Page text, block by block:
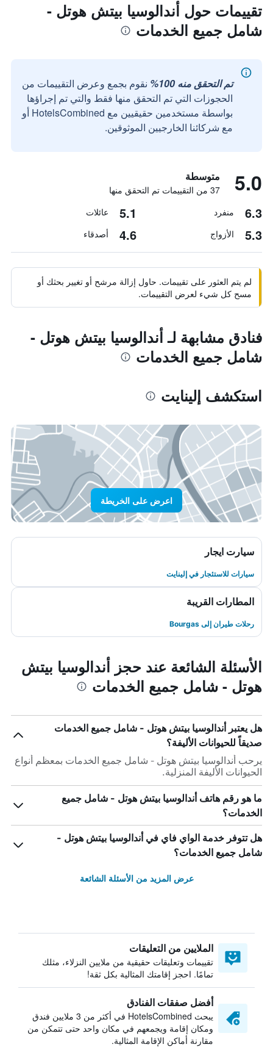
تقييمات حول أندالوسيا بيتش هوتل -
شامل جميع الخدمات
تم التحقق منه 100%
نقوم بجمع وعرض التقييمات من
الحجوزات التي تم التحقق منها فقط والتي تم إجراؤها
بواسطة مستخدمين حقيقيين مع HotelsCombined أو
مع شركائنا الخارجيين الموثوقين.
5.0 متوسطة
37 من التقييمات تم التحقق منها
6.3 منفرد 5.1 عائلات
5.3 الأزواج 4.6 أصدقاء
لم يتم العثور على تقييمات. حاول إزالة مرشح أو تغيير بحثك أو
مسح كل شيء لعرض التقييمات.
فنادق مشابهة لـ أندالوسيا بيتش هوتل -
شامل جميع الخدمات
استكشف إلينايت
اعرض على الخريطة
سيارت ايجار
سيارات للاستئجار في إلينايت
المطارات القريبة
رحلات طيران إلى Bourgas
الأسئلة الشائعة عند حجز أندالوسيا بيتش
هوتل - شامل جميع الخدمات
هل يعتبر أندالوسيا بيتش هوتل - شامل جميع الخدمات
صديقاً للحيوانات الأليفة؟
يرحب أندالوسيا بيتش هوتل - شامل جميع الخدمات بمعظم أنواع
الحيوانات الأليفة المنزلية.
ما هو رقم هاتف أندالوسيا بيتش هوتل - شامل جميع
الخدمات؟
هل تتوفر خدمة الواي فاي في أندالوسيا بيتش هوتل -
شامل جميع الخدمات؟
عرض المزيد من الأسئلة الشائعة
الملايين من التعليقات
تقييمات وتعليقات حقيقية من ملايين النزلاء، مثلك
تمامًا. احجز إقامتك المثالية بكل ثقة!
أفضل صفقات الفنادق
يبحث HotelsCombined في أكثر من 3 ملايين فندق
ومكان إقامة ويجمعهم في مكان واحد حتى تتمكن من
مقارنة أماكن الإقامة المثالية.